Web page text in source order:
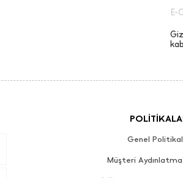
E-
Genel
Müşteri